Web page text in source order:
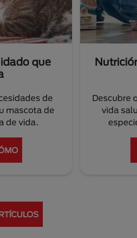
que
de
mascota de
de vida.
Descubre
vida